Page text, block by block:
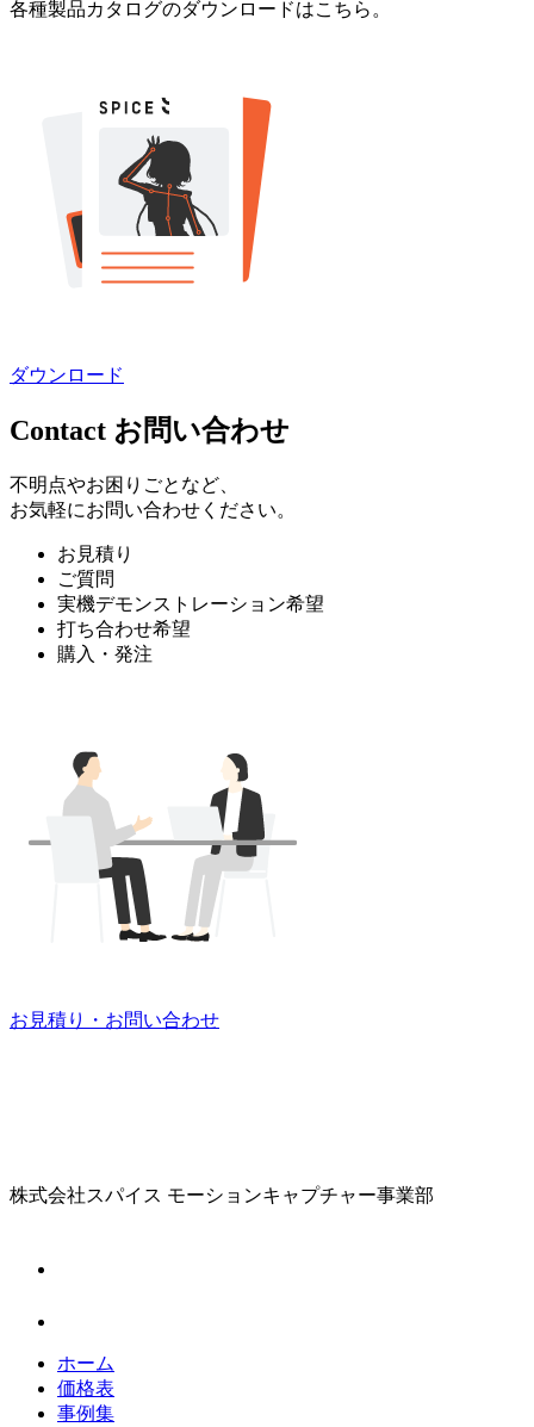
各種製品カタログのダウンロードはこちら。
ダウンロード
Contact お問い合わせ
不明点やお困りごとなど、
お気軽にお問い合わせください。
お見積り
ご質問
実機デモンストレーション希望
打ち合わせ希望
購入・発注
お見積り・お問い合わせ
株式会社スパイス モーションキャプチャー事業部
ホーム
価格表
事例集